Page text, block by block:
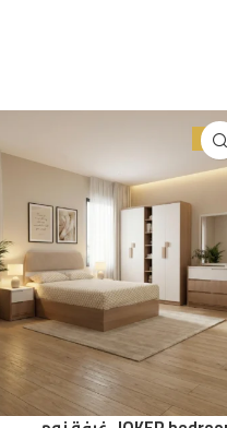
-25%